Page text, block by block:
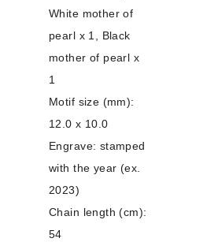
White mother of
pearl x 1, Black
mother of pearl x
1
Motif size (mm):
12.0 x 10.0
Engrave: stamped
with the year (ex.
2023)
Chain length (cm):
54